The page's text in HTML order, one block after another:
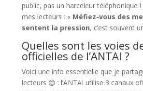
public, pas un harceleur téléphonique
mes lecteurs : « Méfiez-vous des
sentent la pression, c’est souvent
Quelles sont les voies
officielles de l’ANTAI ?
Voici une info essentielle que je
lecteurs 😌 : l’ANTAI utilise 3 canaux